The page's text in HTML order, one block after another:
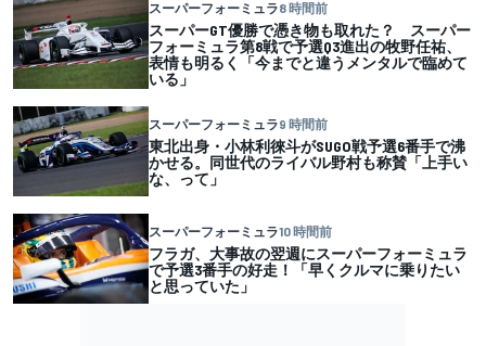
スーパーフォーミュラ8 時間前
スーパーGT優勝で憑き物も取れた？ スーパー
フォーミュラ第8戦で予選Q3進出の牧野任祐、
表情も明るく「今までと違うメンタルで臨めて
いる」
スーパーフォーミュラ9 時間前
東北出身・小林利徠斗がSUGO戦予選6番手で沸
かせる。同世代のライバル野村も称賛「上手い
な、って」
スーパーフォーミュラ10 時間前
フラガ、大事故の翌週にスーパーフォーミュラ
で予選3番手の好走！「早くクルマに乗りたい
と思っていた」